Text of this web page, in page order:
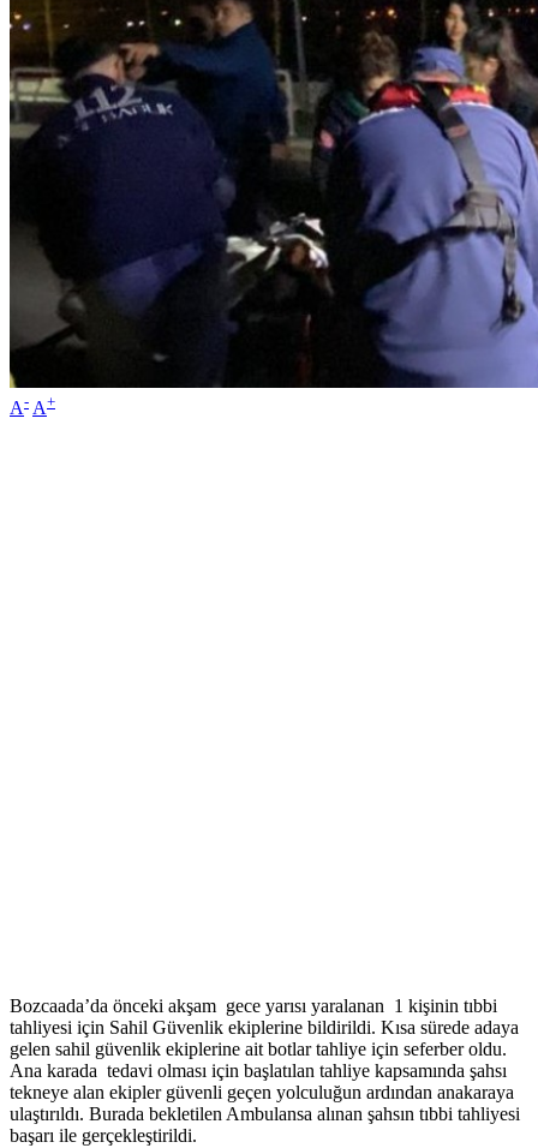
A- A+
Bozcaada’da önceki akşam gece yarısı yaralanan 1 kişinin tıbbi
tahliyesi için Sahil Güvenlik ekiplerine bildirildi. Kısa sürede adaya
gelen sahil güvenlik ekiplerine ait botlar tahliye için seferber oldu.
Ana karada tedavi olması için başlatılan tahliye kapsamında şahsı
tekneye alan ekipler güvenli geçen yolculuğun ardından anakaraya
ulaştırıldı. Burada bekletilen Ambulansa alınan şahsın tıbbi tahliyesi
başarı ile gerçekleştirildi.